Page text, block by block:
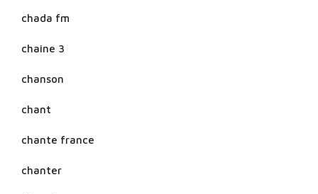
chada fm
chaine 3
chanson
chant
chante france
chanter